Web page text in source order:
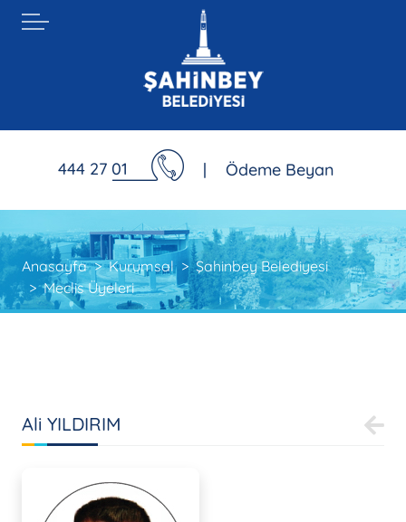
444 27 01 | Ödeme Beyan
Anasayfa Kurumsal
Şahinbey Belediyesi
Meclis Üyeleri
Ali YILDIRIM